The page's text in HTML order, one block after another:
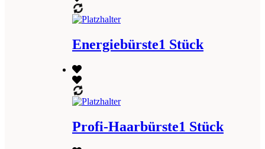
Energiebürste1 Stück
Profi-Haarbürste1 Stück